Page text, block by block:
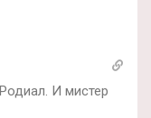
И мистер